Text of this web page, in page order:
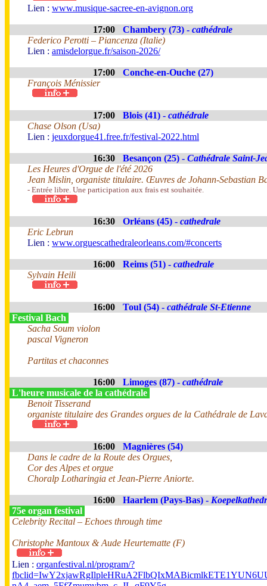
Lien : www.musique-sacree-en-avignon.org
17:00 Chambery (73) - cathédrale
Federico Perotti – Piancenza (Italie)
Lien : amisdelorgue.fr/saison-2026/
17:00
Conche-en-Ouche (27)
François Ménissier
17:00 Blois (41) - cathédrale
Chase Olson (Usa)
Lien : jeuxdorgue41.free.fr/festival-2022.html
16:30 Besançon (25) - Cathédrale Saint-
Les Heures d'Orgue de l'été 2026
Jean Mislin, organiste titulaire. Œuvres de Johann-Sebastian
- Entrée libre. Une participation aux frais est souhaitée.
16:30 Orléans (45) - cathedrale
Eric Lebrun
Lien : www.orguescathedraleorleans.com/#concerts
16:00 Reims (51) - cathedrale
Sylvain Heili
16:00 Toul (54) - cathédrale St-Etienne
Festival Bach
Sacha Soum violon
pascal Vigneron
Partitas et chaconnes
16:00 Limoges (87) - cathédrale
L'heure musicale de la cathédrale
Benoit Tisserand
organiste titulaire des Grandes orgues de la Cathédrale de
16:00
Magnières (54)
Dans le cadre de la Route des Orgues,
Cor des Alpes et orgue
Choralp Lotharingia et Jean-Pierre Aniorte.
16:00 Haarlem (Pays-Bas) -
75e organ festival
Celebrity Recital – Echoes through time
Christophe Mantoux & Aude Heurtematte (F)
Lien : organfestival.nl/program/?